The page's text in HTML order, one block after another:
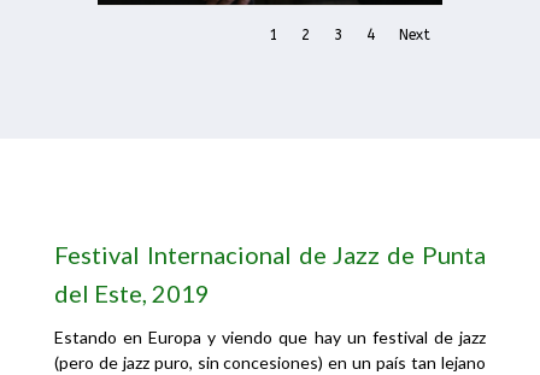
1 2 3 4 Next
Festival Internacional de Jazz de Punta
del Este, 2019
Estando en Europa y viendo que hay un festival de jazz
(pero de jazz puro, sin concesiones) en un país tan lejano